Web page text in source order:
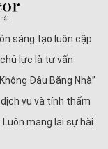
sáng tạo luôn cập
lực là tư vấn
Đâu Bằng Nhà”
vụ và tính thẩm
mang lại sự hài